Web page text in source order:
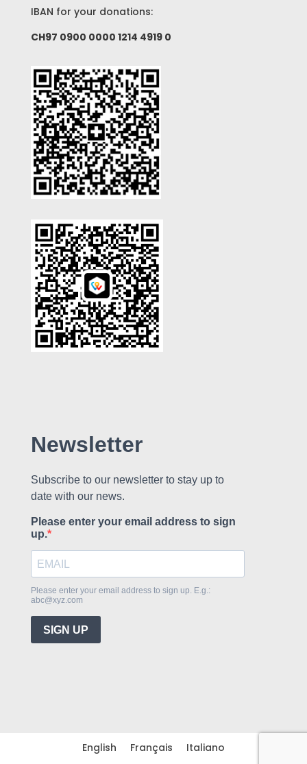
IBAN for your donations:
CH97 0900 0000 1214 4919 0
English Français Italiano